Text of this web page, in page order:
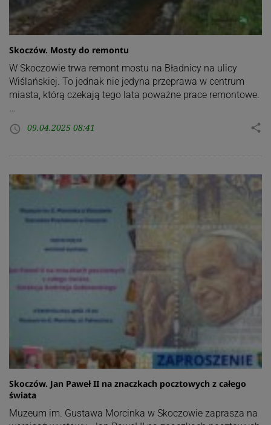
Skoczów. Mosty do remontu
W Skoczowie trwa remont mostu na Bładnicy na ulicy
Wiślańskiej. To jednak nie jedyna przeprawa w centrum
miasta, którą czekają tego lata poważne prace remontowe.
…
access_time 09.04.2025 08:41 share
Skoczów. Jan Paweł II na znaczkach pocztowych z całego
świata
Muzeum im. Gustawa Morcinka w Skoczowie zaprasza na